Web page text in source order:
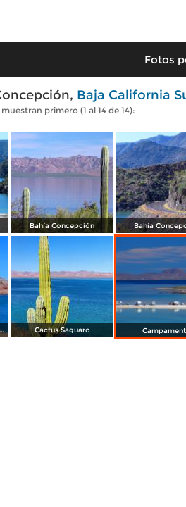
Fotos
Baja California
primero (1 al 14 de 14):
Bahía Concepción Bahía
Sierra de la Giganta y Mar de Cortés Cactus Saguaro